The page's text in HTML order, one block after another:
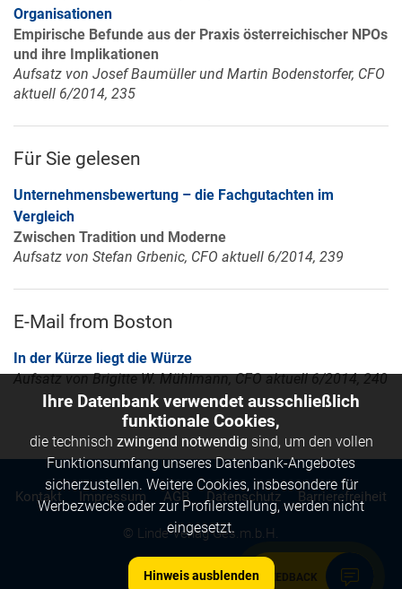
FEEDBACK
Organisationen
Empirische Befunde aus der Praxis österreichischer NPOs
und ihre Implikationen
Aufsatz von Josef Baumüller und Martin Bodenstorfer, CFO
aktuell 6/2014, 235
Für Sie gelesen
Unternehmensbewertung – die Fachgutachten im
Vergleich
Zwischen Tradition und Moderne
Aufsatz von Stefan Grbenic, CFO aktuell 6/2014, 239
E-Mail from Boston
In der Kürze liegt die Würze
Aufsatz von Brigitte W. Mühlmann, CFO aktuell 6/2014, 240
© Linde Verlag Ges.m.b.H.
Kontakt Impressum AGB Datenschutz Barrierefreiheit
Ihre Datenbank verwendet ausschließlich
funktionale Cookies,
die technisch zwingend notwendig sind, um den vollen
Funktionsumfang unseres Datenbank-Angebotes
sicherzustellen. Weitere Cookies, insbesondere für
Werbezwecke oder zur Profilerstellung, werden nicht
eingesetzt.
Hinweis ausblenden